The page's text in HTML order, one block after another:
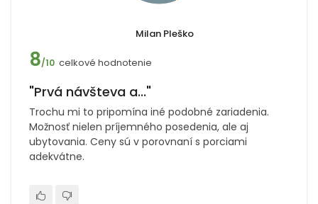
Milan Pleško
8/10 celkové hodnotenie
"Prvá návšteva a..."
Trochu mi to pripomína iné podobné zariadenia.
Možnosť nielen príjemného posedenia, ale aj
ubytovania. Ceny sú v porovnaní s porciami
adekvátne.